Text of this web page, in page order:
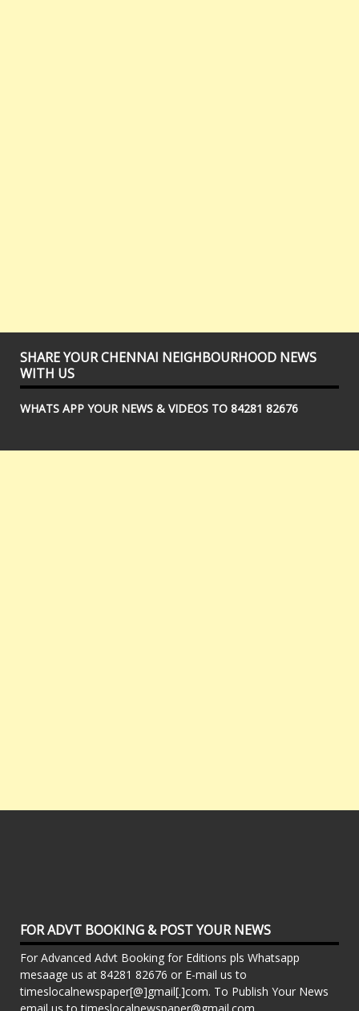
SHARE YOUR CHENNAI NEIGHBOURHOOD NEWS
WITH US
WHATS APP YOUR NEWS & VIDEOS TO 84281 82676
FOR ADVT BOOKING & POST YOUR NEWS
For Advanced Advt Booking for Editions pls Whatsapp
mesaage us at 84281 82676 or E-mail us to
timeslocalnewspaper[@]gmail[.]com. To Publish Your News